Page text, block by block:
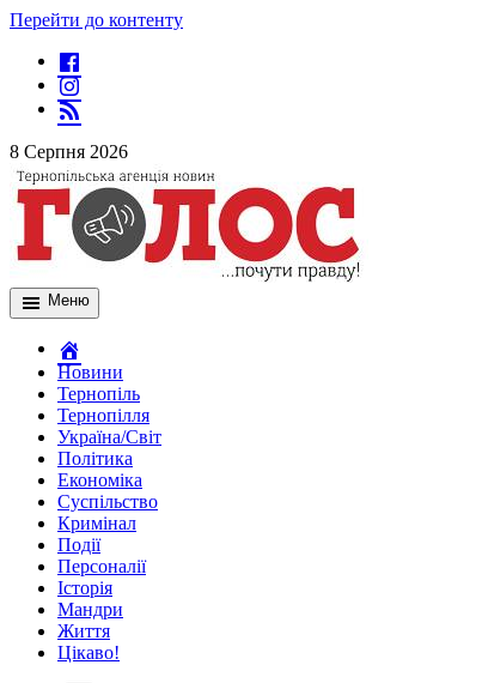
Перейти до контенту
8 Серпня 2026
Меню
Новини
Тернопіль
Тернопілля
Україна/Світ
Політика
Економіка
Суспільство
Кримінал
Події
Персоналії
Історія
Мандри
Життя
Цікаво!